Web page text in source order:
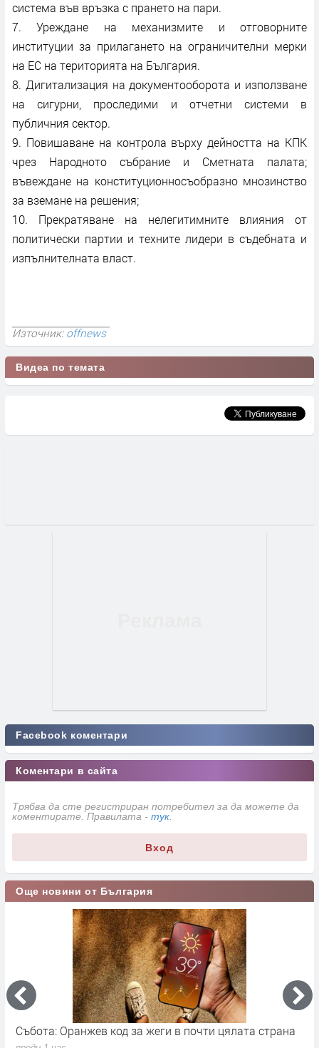
система във връзка с прането на пари.
7. Уреждане на механизмите и отговорните
институции за прилагането на ограничителни мерки
на ЕС на територията на България.
8. Дигитализация на документооборота и използване
на сигурни, проследими и отчетни системи в
публичния сектор.
9. Повишаване на контрола върху дейността на КПК
чрез Народното събрание и Сметната палата;
въвеждане на конституционносъобразно мнозинство
за вземане на решения;
10. Прекратяване на нелегитимните влияния от
политически партии и техните лидери в съдебната и
изпълнителната власт.
Източник:offnews
Видеа по темата
Facebook коментари
Коментари в сайта
Трябва да сте регистриран потребител за да можете да
коментирате. Правилата - тук
Вход
Още новини от България
Поредната авария в Хасково – този път на